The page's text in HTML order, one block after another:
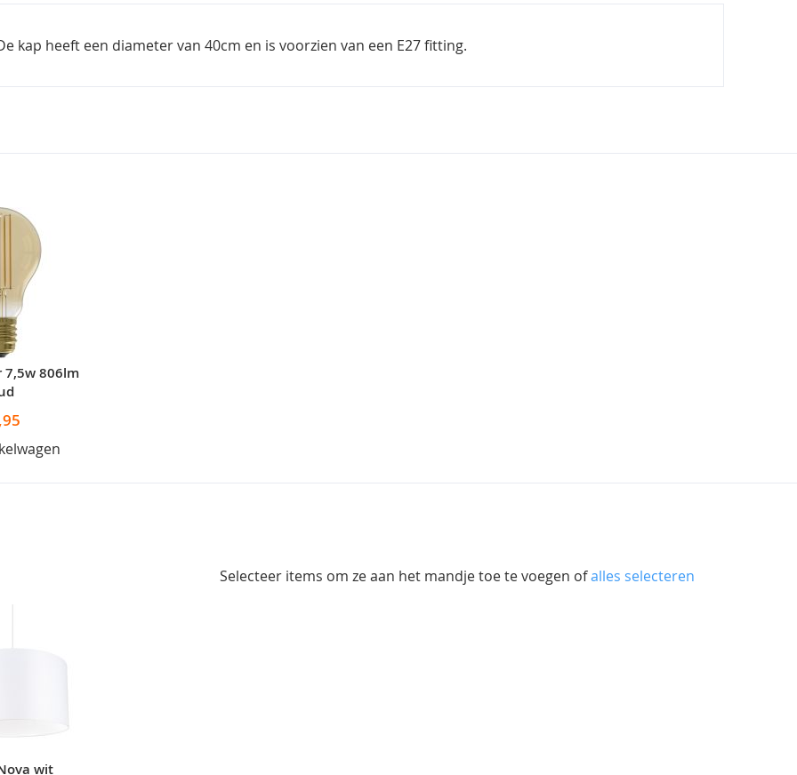
kap heeft een diameter van 40cm en is voorzien van een E27 fitting.
7,5w 806lm
Selecteer items om ze aan het mandje toe te voegen ofalles selecteren
wit